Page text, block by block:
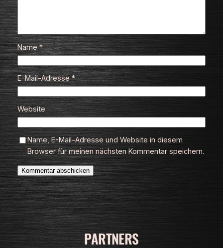
Name*
E-Mail-Adresse*
Website
Name, E-Mail-Adresse und Website in diesem
Browser für meinen nächsten Kommentar speichern.
PARTNERS